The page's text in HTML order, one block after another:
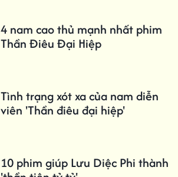
4 nam cao thủ mạnh nhất phim
Thần Điêu Đại Hiệp
Tình trạng xót xa của nam diễn
viên 'Thần điêu đại hiệp'
10 phim giúp Lưu Diệc Phi thành